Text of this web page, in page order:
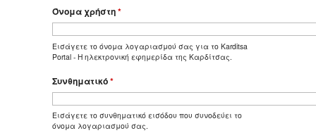
Όνομα χρήστη*
Εισάγετε το όνομα λογαριασμού σας για το Karditsa
Portal - Η ηλεκτρονική εφημερίδα της Καρδίτσας.
Συνθηματικό*
Εισάγετε το συνθηματικό εισόδου που συνοδεύει το
όνομα λογαριασμού σας.